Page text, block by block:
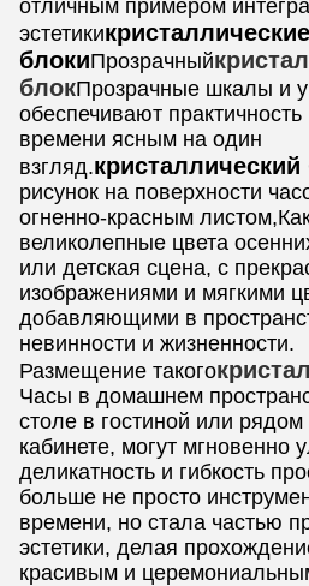
отличным примером
эстетикикристаллические
блокиПрозрачный
блокПрозрачные шкалы и
обеспечивают
времени ясным на один
взгляд.кристаллический
рисунок на поверхности
огненно-красным
великолепные цвета
или детская сцена, с
изображениями и мягкими
добавляющими в
невинности и жизненности.
Размещение такого
Часы в домашнем
столе в гостиной или
кабинете, могут мгновенно
деликатность и гибкость
больше не просто
времени, но стала частью
эстетики, делая
красивым и